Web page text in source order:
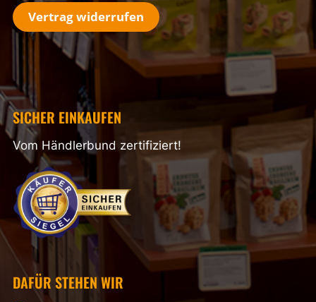
Vertrag widerrufen
SICHER EINKAUFEN
Vom Händlerbund zertifiziert!
DAFÜR STEHEN WIR